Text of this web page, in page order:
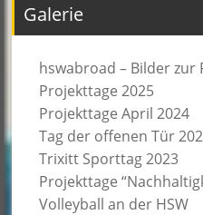
Galerie
hswabroad – Bilder zur
Projekttage 2025
Projekttage April 2024
Tag der offenen Tür
Trixitt Sporttag 2023
Projekttage
Volleyball an der HSW